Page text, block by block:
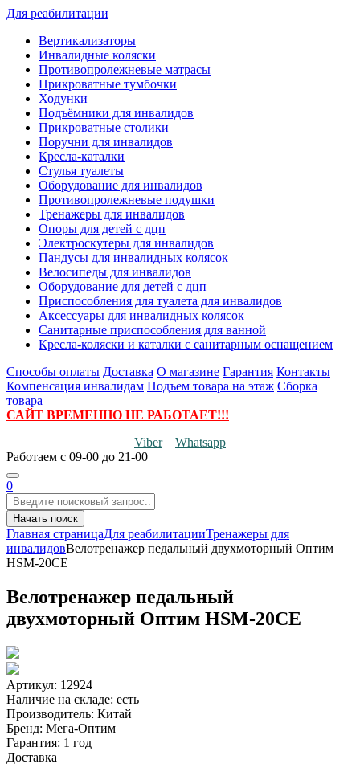
Для реабилитации
Вертикализаторы
Инвалидные коляски
Противопролежневые матрасы
Прикроватные тумбочки
Ходунки
Подъёмники для инвалидов
Прикроватные столики
Поручни для инвалидов
Кресла-каталки
Стулья туалеты
Оборудование для инвалидов
Противопролежневые подушки
Тренажеры для инвалидов
Опоры для детей с дцп
Электроскутеры для инвалидов
Пандусы для инвалидных колясок
Велосипеды для инвалидов
Оборудование для детей с дцп
Приспособления для туалета для инвалидов
Аксессуары для инвалидных колясок
Санитарные приспособления для ванной
Кресла-коляски и каталки с санитарным оснащением
Способы оплаты Доставка О магазине Гарантия Контакты
Компенсация инвалидам Подъем товара на этаж Сборка
товара
САЙТ ВРЕМЕННО НЕ РАБОТАЕТ!!!
Viber
Whatsapp
Работаем с 09-00 до 21-00
0
Начать поиск
Главная страницаДля реабилитацииТренажеры для
инвалидовВелотренажер педальный двухмоторный Оптим
HSM-20CE
Велотренажер педальный
двухмоторный Оптим HSM-20CE
Артикул: 12924
Наличие на складе: есть
Производитель: Китай
Бренд: Мега-Оптим
Гарантия: 1 год
Доставка